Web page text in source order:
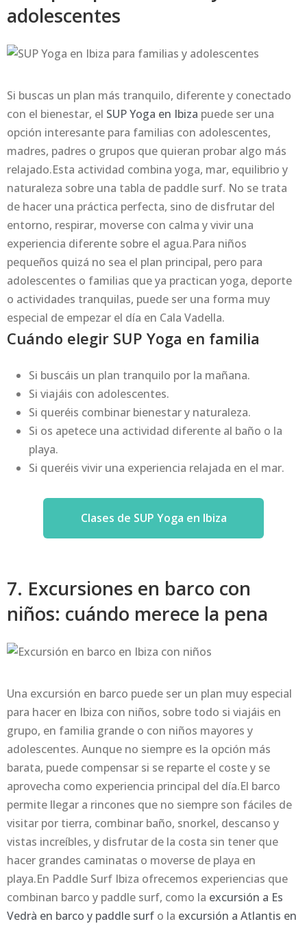
adolescentes
Si buscas un plan más tranquilo, diferente y conectado
con el bienestar, el SUP Yoga en Ibiza puede ser una
opción interesante para familias con adolescentes,
madres, padres o grupos que quieran probar algo más
relajado.Esta actividad combina yoga, mar, equilibrio y
naturaleza sobre una tabla de paddle surf. No se trata
de hacer una práctica perfecta, sino de disfrutar del
entorno, respirar, moverse con calma y vivir una
experiencia diferente sobre el agua.Para niños
pequeños quizá no sea el plan principal, pero para
adolescentes o familias que ya practican yoga, deporte
o actividades tranquilas, puede ser una forma muy
especial de empezar el día en Cala Vadella.
Cuándo elegir SUP Yoga en familia
Si buscáis un plan tranquilo por la mañana.
Si viajáis con adolescentes.
Si queréis combinar bienestar y naturaleza.
Si os apetece una actividad diferente al baño o la
playa.
Si queréis vivir una experiencia relajada en el mar.
Clases de SUP Yoga en Ibiza
7. Excursiones en barco con
niños: cuándo merece la pena
Una excursión en barco puede ser un plan muy especial
para hacer en Ibiza con niños, sobre todo si viajáis en
grupo, en familia grande o con niños mayores y
adolescentes. Aunque no siempre es la opción más
barata, puede compensar si se reparte el coste y se
aprovecha como experiencia principal del día.El barco
permite llegar a rincones que no siempre son fáciles de
visitar por tierra, combinar baño, snorkel, descanso y
vistas increíbles, y disfrutar de la costa sin tener que
hacer grandes caminatas o moverse de playa en
playa.En Paddle Surf Ibiza ofrecemos experiencias que
combinan barco y paddle surf, como la excursión a Es
Vedrà en barco y paddle surf o la excursión a Atlantis en